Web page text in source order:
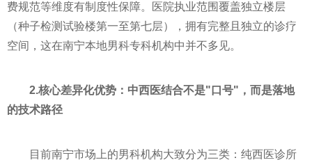
费规范等维度有制度性保障。医院执业范围覆盖独立楼层
（种子检测试验楼第一至第七层），拥有完整且独立的诊疗
空间，这在南宁本地男科专科机构中并不多见。
2.核心差异化优势：中西医结合不是"口号"，而是落地
的技术路径
目前南宁市场上的男科机构大致分为三类：纯西医诊所